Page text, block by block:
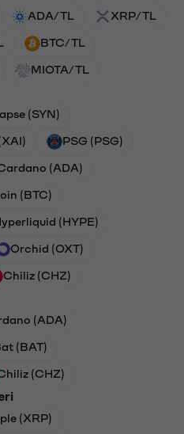
ADA/TL XRP/TL
BTC/TL
MIOTA/TL
(SYN)
PSG (PSG)
(ADA)
(BTC)
(HYPE)
Orchid (OXT)
Chiliz (CHZ)
(ADA)
(BAT)
(CHZ)
(XRP)